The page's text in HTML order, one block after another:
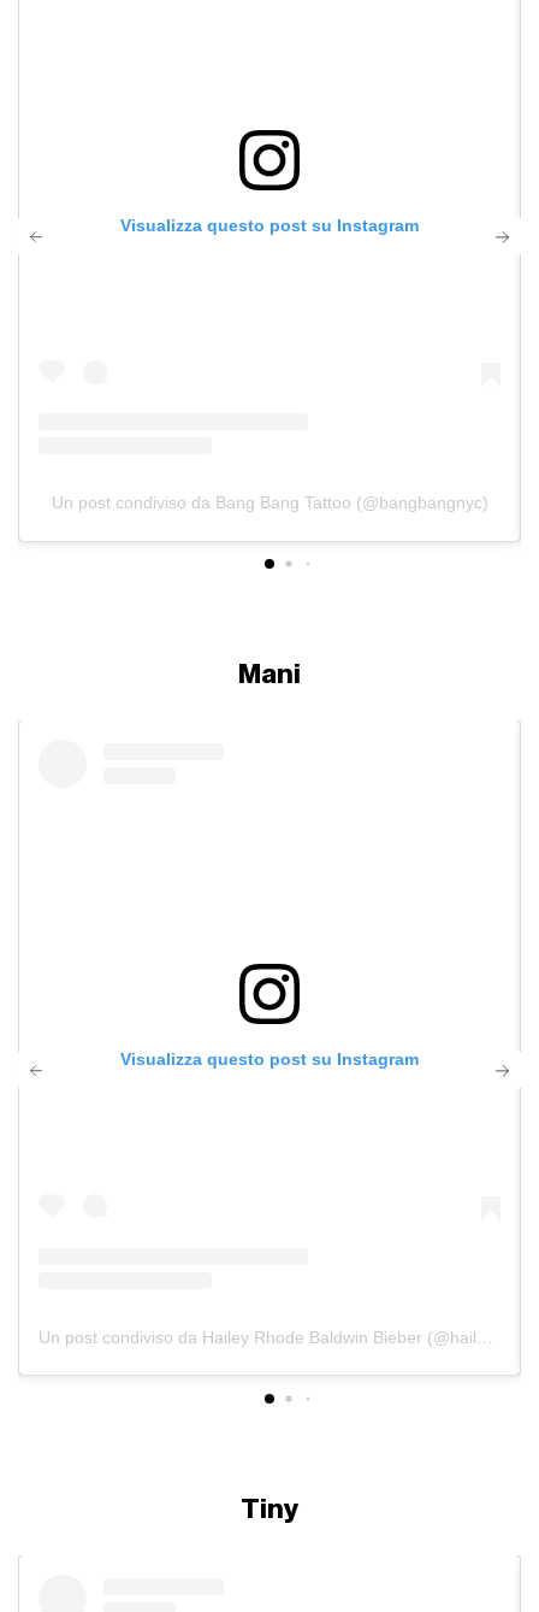
Visualizza questo post su Instagram
Un post condiviso da Bang Bang Tattoo (@bangbangnyc)
Mani
Visualizza questo post su Instagram
Tiny